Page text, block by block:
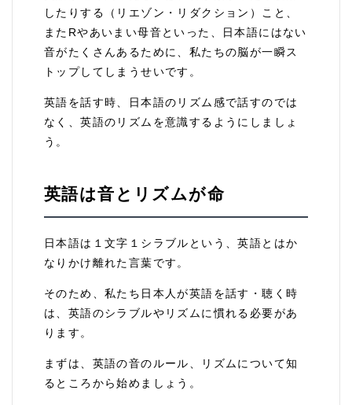
したりする（リエゾン・リダクション）こと、
またRやあいまい母音といった、日本語にはない
音がたくさんあるために、私たちの脳が一瞬ス
トップしてしまうせいです。
英語を話す時、日本語のリズム感で話すのでは
なく、英語のリズムを意識するようにしましょ
う。
英語は音とリズムが命
日本語は１文字１シラブルという、英語とはか
なりかけ離れた言葉です。
そのため、私たち日本人が英語を話す・聴く時
は、英語のシラブルやリズムに慣れる必要があ
ります。
まずは、英語の音のルール、リズムについて知
るところから始めましょう。